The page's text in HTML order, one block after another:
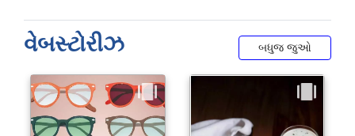
વેબસ્ટોરીઝ બધુજ જુઓ